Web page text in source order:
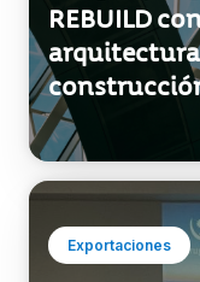
Uruguay
REBUILD